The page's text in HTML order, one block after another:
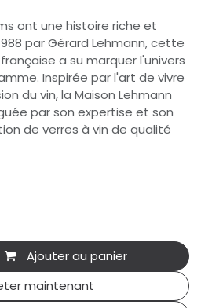
ont une histoire riche et
par Gérard Lehmann, cette
a su marquer l'univers
Inspirée par l'art de vivre
du vin, la Maison Lehmann
par son expertise et son
de verres à vin de qualité
Ajouter au panier
maintenant